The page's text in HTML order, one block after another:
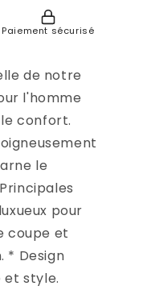
Paiement sécurisé
de notre
l'homme
confort.
le
pour
coupe et
* Design
et style.